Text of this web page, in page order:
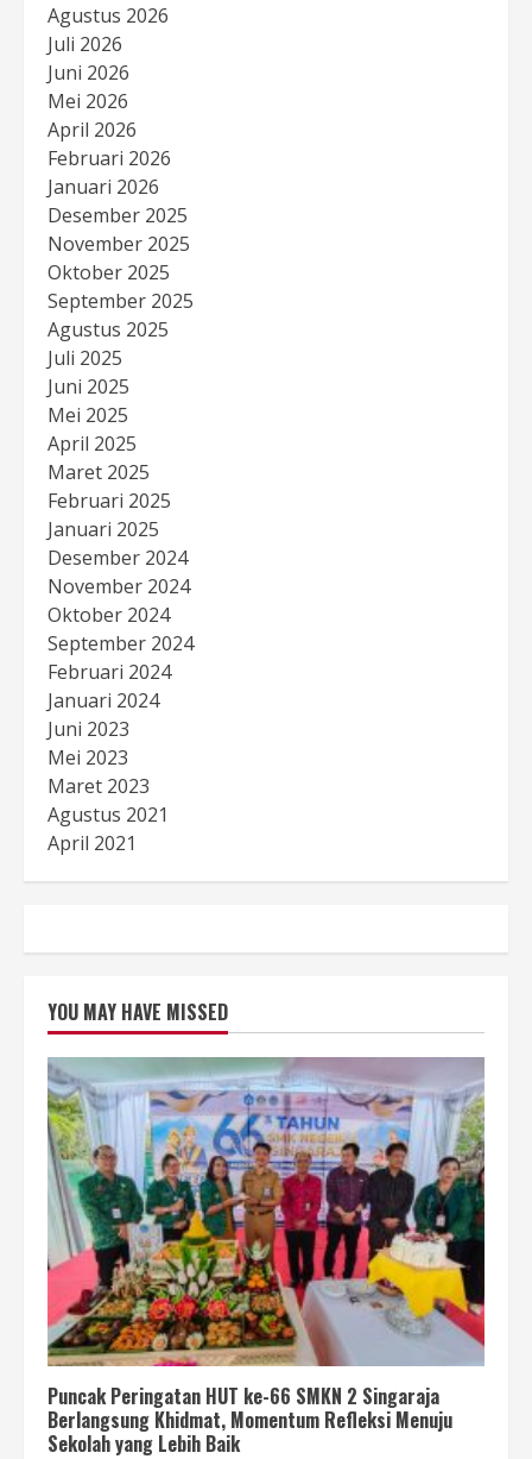
Agustus 2026
Juli 2026
Juni 2026
Mei 2026
April 2026
Februari 2026
Januari 2026
Desember 2025
November 2025
Oktober 2025
September 2025
Agustus 2025
Juli 2025
Juni 2025
Mei 2025
April 2025
Maret 2025
Februari 2025
Januari 2025
Desember 2024
November 2024
Oktober 2024
September 2024
Februari 2024
Januari 2024
Juni 2023
Mei 2023
Maret 2023
Agustus 2021
April 2021
YOU MAY HAVE MISSED
Puncak Peringatan HUT ke-66 SMKN 2 Singaraja
Berlangsung Khidmat, Momentum Refleksi Menuju
Sekolah yang Lebih Baik